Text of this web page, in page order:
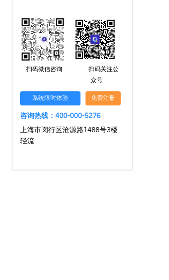
扫码微信咨询
扫码关注公
众号
系统限时体验 免费注册
咨询热线：400-000-5276
上海市闵行区沧源路1488号3楼
轻流